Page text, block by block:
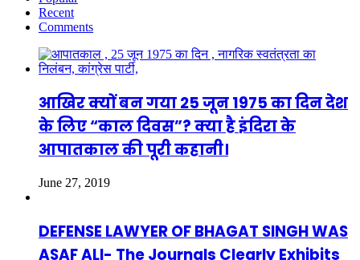
Recent
Comments
आखिर क्यों बन गया 25 जून 1975 का दिन देश
के लिए “काल दिवस”? क्या है इंदिरा के
आपातकाल की पूरी कहानी।
June 27, 2019
DEFENSE LAWYER OF BHAGAT SINGH WAS
ASAF ALI- The Journals Clearly Exhibits